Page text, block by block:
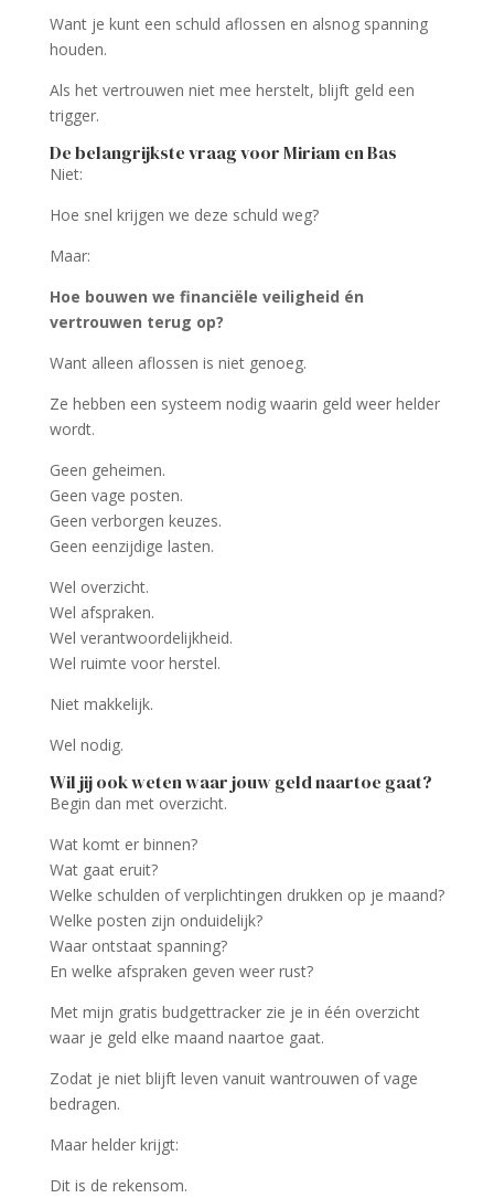
Want je kunt een schuld aflossen en alsnog spanning
houden.
Als het vertrouwen niet mee herstelt, blijft geld een
trigger.
De belangrijkste vraag voor Miriam en Bas
Niet:
Hoe snel krijgen we deze schuld weg?
Maar:
Hoe bouwen we financiële veiligheid én
vertrouwen terug op?
Want alleen aflossen is niet genoeg.
Ze hebben een systeem nodig waarin geld weer helder
wordt.
Geen geheimen.
Geen vage posten.
Geen verborgen keuzes.
Geen eenzijdige lasten.
Wel overzicht.
Wel afspraken.
Wel verantwoordelijkheid.
Wel ruimte voor herstel.
Niet makkelijk.
Wel nodig.
Wil jij ook weten waar jouw geld naartoe gaat?
Begin dan met overzicht.
Wat komt er binnen?
Wat gaat eruit?
Welke schulden of verplichtingen drukken op je maand?
Welke posten zijn onduidelijk?
Waar ontstaat spanning?
En welke afspraken geven weer rust?
Met mijn gratis budgettracker zie je in één overzicht
waar je geld elke maand naartoe gaat.
Zodat je niet blijft leven vanuit wantrouwen of vage
bedragen.
Maar helder krijgt:
Dit is de rekensom.